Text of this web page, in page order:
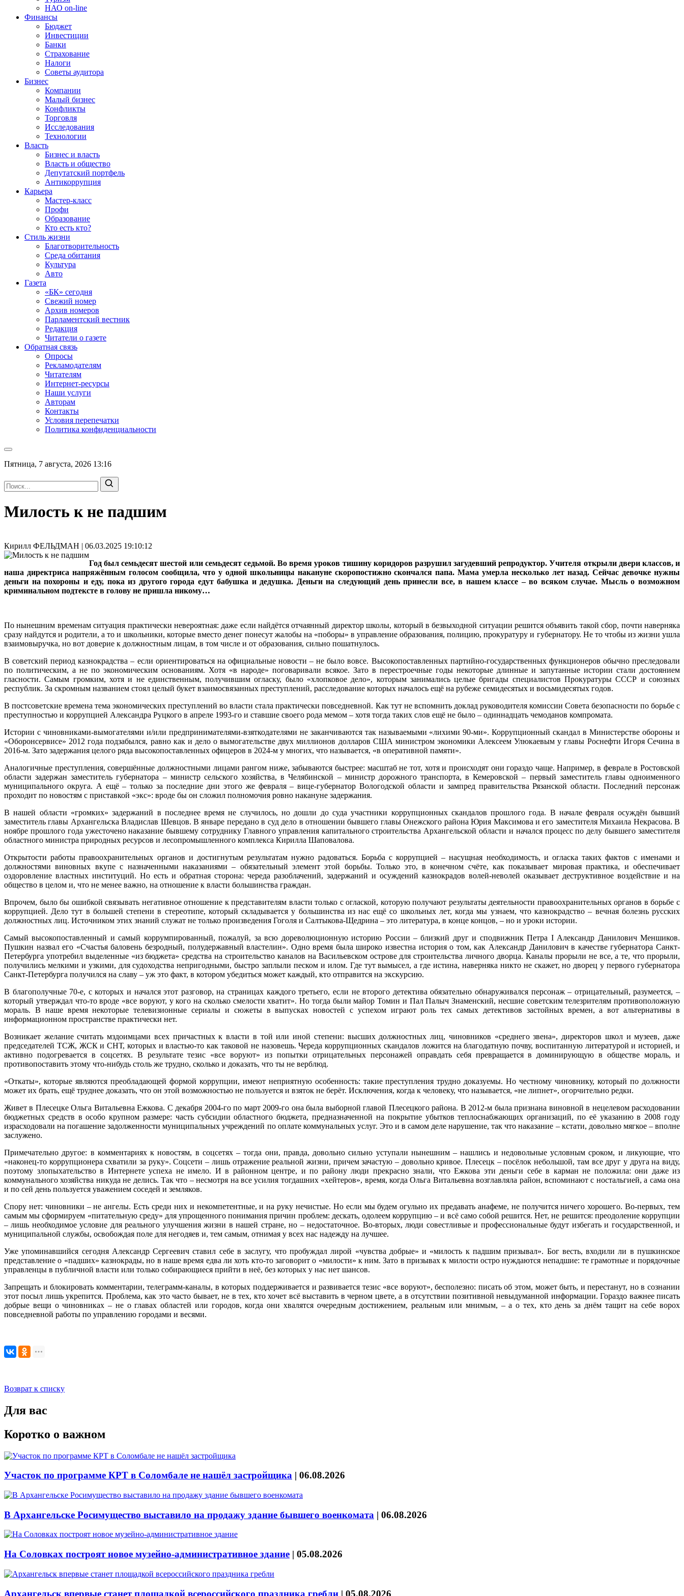
НАО on-line
Финансы
Бюджет
Инвестиции
Банки
Страхование
Налоги
Советы аудитора
Бизнес
Компании
Малый бизнес
Конфликты
Торговля
Исследования
Технологии
Власть
Бизнес и власть
Власть и общество
Депутатский портфель
Антикоррупция
Карьера
Мастер-класс
Профи
Образование
Кто есть кто?
Стиль жизни
Благотворительность
Среда обитания
Культура
Авто
Газета
«БК» сегодня
Свежий номер
Архив номеров
Парламентский вестник
Редакция
Читатели о газете
Обратная связь
Опросы
Рекламодателям
Читателям
Интернет-ресурсы
Наши услуги
Авторам
Контакты
Условия перепечатки
Политика конфиденциальности
Пятница, 7 августа, 2026 13:16
Милость к не падшим
Кирилл ФЕЛЬДМАН | 06.03.2025 19:10:12
Год был семьдесят шестой или семьдесят седьмой. Во время уроков тишину коридоров разрушил загудевший репродуктор. Учителя открыли двери классов, и
наша директриса напряжённым голосом сообщила, что у одной школьницы накануне скоропостижно скончался папа. Мама умерла несколько лет назад. Сейчас девочке нужны
деньги на похороны и еду, пока из другого города едут бабушка и дедушка. Деньги на следующий день принесли все, в нашем классе – во всяком случае. Мысль о возможном
криминальном подтексте в голову не пришла никому…
По нынешним временам ситуация практически невероятная: даже если найдётся отчаянный директор школы, который в безвыходной ситуации решится объявить такой сбор, почти наверняка
сразу найдутся и родители, а то и школьники, которые вместо денег понесут жалобы на «поборы» в управление образования, полицию, прокуратуру и губернатору. Не то чтобы из жизни ушла
взаимовыручка, но вот доверие к должностным лицам, в том числе и от образования, сильно пошатнулось.
В советский период казнокрадства – если ориентироваться на официальные новости – не было вовсе. Высокопоставленных партийно-государственных функционеров обычно преследовали
по политическим, а не по экономическим основаниям. Хотя «в народе» поговаривали всякое. Зато в перестроечные годы некоторые длинные и запутанные истории стали достоянием
гласности. Самым громким, хотя и не единственным, получившим огласку, было «хлопковое дело», которым занимались целые бригады специалистов Прокуратуры СССР и союзных
республик. За скромным названием стоял целый букет взаимосвязанных преступлений, расследование которых началось ещё на рубеже семидесятых и восьмидесятых годов.
В постсоветские времена тема экономических преступлений во власти стала практически повседневной. Как тут не вспомнить доклад руководителя комиссии Совета безопасности по борьбе с
преступностью и коррупцией Александра Руцкого в апреле 1993‑го и ставшие своего рода мемом – хотя тогда таких слов ещё не было – одиннадцать чемоданов компромата.
Истории с чиновниками-вымогателями и/или предпринимателями-взяткодателями не заканчиваются так называемыми «лихими 90‑ми». Коррупционный скандал в Министерстве обороны и
«Оборонсервисе» 2012 года подзабылся, равно как и дело о вымогательстве двух миллионов долларов США министром экономики Алексеем Улюкаевым у главы Роснефти Игоря Сечина в
2016‑м. Зато задержания целого ряда высокопоставленных офицеров в 2024‑м у многих, что называется, «в оперативной памяти».
Аналогичные преступления, совершённые должностными лицами рангом ниже, забываются быстрее: масштаб не тот, хотя и происходят они гораздо чаще. Например, в феврале в Ростовской
области задержан заместитель губернатора – министр сельского хозяйства, в Челябинской – министр дорожного транспорта, в Кемеровской – первый заместитель главы одноименного
муниципального округа. А ещё – только за последние дни этого же февраля – вице-губернатор Вологодской области и зампред правительства Рязанской области. Последний персонаж
проходит по новостям с приставкой «экс»: вроде бы он сложил полномочия ровно накануне задержания.
В нашей области «громких» задержаний в последнее время не случилось, но дошли до суда участники коррупционных скандалов прошлого года. В начале февраля осуждён бывший
заместитель главы Архангельска Владислав Шевцов. В январе передано в суд дело в отношении бывшего главы Онежского района Юрия Максимова и его заместителя Михаила Некрасова. В
ноябре прошлого года ужесточено наказание бывшему сотруднику Главного управления капитального строительства Архангельской области и начался процесс по делу бывшего заместителя
областного министра природных ресурсов и лесопромышленного комплекса Кирилла Шаповалова.
Открытости работы правоохранительных органов и достигнутым результатам нужно радоваться. Борьба с коррупцией – насущная необходимость, и огласка таких фактов с именами и
должностями виновных вкупе с назначенными наказаниями – обязательный элемент этой борьбы. Только это, в конечном счёте, как показывает мировая практика, и обеспечивает
оздоровление властных институций. Но есть и обратная сторона: череда разоблачений, задержаний и осуждений казнокрадов волей-неволей оказывает деструктивное воздействие и на
общество в целом и, что не менее важно, на отношение к власти большинства граждан.
Впрочем, было бы ошибкой связывать негативное отношение к представителям власти только с оглаской, которую получают результаты деятельности правоохранительных органов в борьбе с
коррупцией. Дело тут в большей степени в стереотипе, который складывается у большинства из нас ещё со школьных лет, когда мы узнаем, что казнокрадство – вечная болезнь русских
должностных лиц. Источником этих знаний служат не только произведения Гоголя и Салтыкова-Щедрина – это литература, в конце концов, – но и уроки истории.
Самый высокопоставленный и самый коррумпированный, пожалуй, за всю дореволюционную историю России – близкий друг и сподвижник Петра I Александр Данилович Меншиков.
Пушкин назвал его «Счастья баловень безродный, полудержавный властелин». Одно время была широко известна история о том, как Александр Данилович в качестве губернатора Санкт-
Петербурга употребил выделенные «из бюджета» средства на строительство каналов на Васильевском острове для строительства личного дворца. Каналы прорыли не все, а те, что прорыли,
получились мелкими и узкими, для судоходства непригодными, быстро заплыли песком и илом. Где тут вымысел, а где истина, наверняка никто не скажет, но дворец у первого губернатора
Санкт-Петербурга получился на славу – уж это факт, в котором убедиться может каждый, кто отправится на экскурсию.
В благополучные 70‑е, с которых и начался этот разговор, на страницах каждого третьего, если не второго детектива обязательно обнаруживался персонаж – отрицательный, разумеется, –
который утверждал что‑то вроде «все воруют, у кого на сколько смелости хватит». Но тогда были майор Томин и Пал Палыч Знаменский, несшие советским телезрителям противоположную
мораль. В наше время некоторые телевизионные сериалы и сюжеты в выпусках новостей с успехом играют роль тех самых детективов застойных времен, а вот альтернативы в
информационном пространстве практически нет.
Возникает желание считать мздоимцами всех причастных к власти в той или иной степени: высших должностных лиц, чиновников «среднего звена», директоров школ и музеев, даже
председателей ТСЖ, ЖСК и СНТ, которых и властью‑то как таковой не назовешь. Череда коррупционных скандалов ложится на благодатную почву, воспитанную литературой и историей, и
активно подогревается в соцсетях. В результате тезис «все воруют» из попытки отрицательных персонажей оправдать себя превращается в доминирующую в обществе мораль, и
противопоставить этому что‑нибудь столь же трудно, сколько и доказать, что ты не верблюд.
«Откаты», которые являются преобладающей формой коррупции, имеют неприятную особенность: такие преступления трудно доказуемы. Но честному чиновнику, который по должности
может их брать, ещё труднее доказать, что он этой возможностью не пользуется и взяток не берёт. Исключения, когда к человеку, что называется, «не липнет», огорчительно редки.
Живет в Плесецке Ольга Витальевна Ежкова. С декабря 2004‑го по март 2009‑го она была выборной главой Плесецкого района. В 2012‑м была признана виновной в нецелевом расходовании
бюджетных средств в особо крупном размере: часть субсидии областного бюджета, предназначенной на покрытие убытков теплоснабжающих организаций, по её указанию в 2008 году
израсходовали на погашение задолженности муниципальных учреждений по оплате коммунальных услуг. Это и в самом деле нарушение, так что наказание – кстати, довольно мягкое – вполне
заслужено.
Примечательно другое: в комментариях к новостям, в соцсетях – тогда они, правда, довольно сильно уступали нынешним – нашлись и недовольные условным сроком, и ликующие, что
«наконец‑то коррупционера схватили за руку». Соцсети – лишь отражение реальной жизни, причем зачастую – довольно кривое. Плесецк – посёлок небольшой, там все друг у друга на виду,
поэтому злопыхательство в Интернете успеха не имело. И в районном центре, и по району люди прекрасно знали, что Ежкова эти деньги себе в карман не положила: они даже из
коммунального хозяйства никуда не делись. Так что – несмотря на все усилия тогдашних «хейтеров», время, когда Ольга Витальевна возглавляла район, вспоминают с ностальгией, а сама она
и по сей день пользуется уважением соседей и земляков.
Спору нет: чиновники – не ангелы. Есть среди них и некомпетентные, и на руку нечистые. Но если мы будем огульно их предавать анафеме, не получится ничего хорошего. Во-первых, тем
самым мы сформируем «питательную среду» для упрощенного понимания причин проблем: дескать, одолеем коррупцию – и всё само собой решится. Нет, не решится: преодоление коррупции
– лишь необходимое условие для реального улучшения жизни в нашей стране, но – недостаточное. Во-вторых, люди совестливые и профессиональные будут избегать и государственной, и
муниципальной службы, освобождая поле для негодяев и, тем самым, отнимая у всех нас надежду на лучшее.
Уже упоминавшийся сегодня Александр Сергеевич ставил себе в заслугу, что пробуждал лирой «чувства добрые» и «милость к падшим призывал». Бог весть, входили ли в пушкинское
представление о «падших» казнокрады, но в наше время едва ли хоть кто‑то заговорит о «милости» к ним. Зато в призывах к милости остро нуждаются непадшие: те грамотные и порядочные
управленцы в публичной власти или только собирающиеся прийти в неё, без которых у нас нет шансов.
Запрещать и блокировать комментарии, телеграмм-каналы, в которых поддерживается и развивается тезис «все воруют», бесполезно: писать об этом, может быть, и перестанут, но в сознании
этот посыл лишь укрепится. Проблема, как это часто бывает, не в тех, кто хочет всё выставить в черном цвете, а в отсутствии позитивной невыдуманной информации. Гораздо важнее писать
добрые вещи о чиновниках – не о главах областей или городов, когда они хвалятся очередным достижением, реальным или мнимым, – а о тех, кто день за днём тащит на себе ворох
повседневной работы по управлению городами и весями.
Возврат к списку
Для вас
Коротко о важном
Участок по программе КРТ в Соломбале не нашёл застройщика | 06.08.2026
В Архангельске Росимущество выставило на продажу здание бывшего военкомата | 06.08.2026
На Соловках построят новое музейно-административное здание | 05.08.2026
Архангельск впервые станет площадкой всероссийского праздника гребли | 05.08.2026